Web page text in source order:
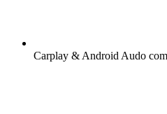
Carplay & Android Audo